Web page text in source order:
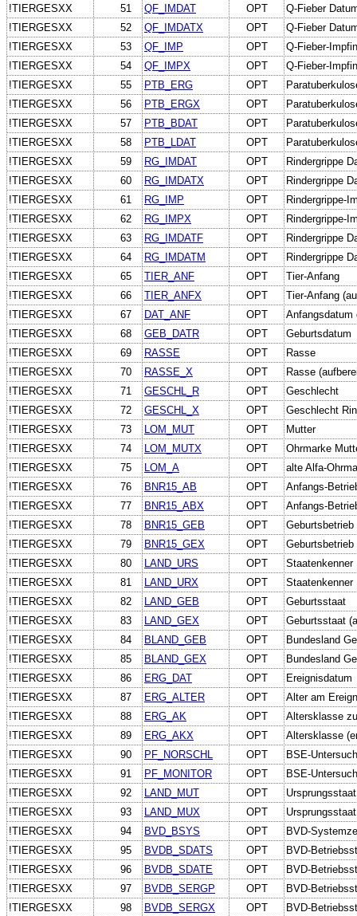
!TIERGESXX
51 QF_IMDAT OPT
Q-Fieber
!TIERGESXX
52 QF_IMDATX OPT
Q-Fieber
!TIERGESXX
53 QF_IMP OPT
Q-Fieber-
!TIERGESXX
54 QF_IMPX OPT
Q-Fieber-
!TIERGESXX
55 PTB_ERG OPT
!TIERGESXX
56 PTB_ERGX OPT
!TIERGESXX
57 PTB_BDAT OPT
!TIERGESXX
58 PTB_LDAT OPT
!TIERGESXX
59 RG_IMDAT OPT
Rindergrippe
!TIERGESXX
60 RG_IMDATX OPT
Rindergrippe
!TIERGESXX
61 RG_IMP OPT
Rindergrippe-
!TIERGESXX
62 RG_IMPX OPT
Rindergrippe-
!TIERGESXX
63 RG_IMDATF OPT
Rindergrippe
!TIERGESXX
64 RG_IMDATM OPT
Rindergrippe
!TIERGESXX
65 TIER_ANF OPT
Tier-Anfang
!TIERGESXX
66 TIER_ANFX OPT
Tier-Anfang
!TIERGESXX
67 DAT_ANF OPT
Anfangsdatum
!TIERGESXX
68 GEB_DATR OPT
Geburtsdatum
!TIERGESXX
69 RASSE OPT
Rasse
!TIERGESXX
70 RASSE_X OPT
Rasse
!TIERGESXX
71 GESCHL_R OPT
Geschlecht
!TIERGESXX
72 GESCHL_X OPT
Geschlecht
!TIERGESXX
73 LOM_MUT OPT
Mutter
!TIERGESXX
74 LOM_MUTX OPT
Ohrmarke
!TIERGESXX
75 LOM_A OPT
alte Alfa-
!TIERGESXX
76 BNR15_AB OPT
Anfangs-
!TIERGESXX
77 BNR15_ABX OPT
Anfangs-
!TIERGESXX
78 BNR15_GEB OPT
Geburtsbetrieb
!TIERGESXX
79 BNR15_GEX OPT
Geburtsbetrieb
!TIERGESXX
80 LAND_URS OPT
Staatenkenner
!TIERGESXX
81 LAND_URX OPT
Staatenkenner
!TIERGESXX
82 LAND_GEB OPT
Geburtsstaat
!TIERGESXX
83 LAND_GEX OPT
Geburtsstaat
!TIERGESXX
84 BLAND_GEB OPT
Bundesland
!TIERGESXX
85 BLAND_GEX OPT
Bundesland
!TIERGESXX
86 ERG_DAT OPT
Ereignisdatum
!TIERGESXX
87 ERG_ALTER OPT
Alter am
!TIERGESXX
88 ERG_AK OPT
Altersklasse
!TIERGESXX
89 ERG_AKX OPT
Altersklasse
!TIERGESXX
90 PF_NORSCHL OPT
BSE-
!TIERGESXX
91 PF_MONITOR OPT
BSE-
!TIERGESXX
92 LAND_MUT OPT
!TIERGESXX
93 LAND_MUX OPT
!TIERGESXX
94 BVD_BSYS OPT
BVD-
!TIERGESXX
95 BVDB_SDATS OPT
BVD-
!TIERGESXX
96 BVDB_SDATE OPT
BVD-
!TIERGESXX
97 BVDB_SERGP OPT
BVD-
!TIERGESXX
98 BVDB_SERGX OPT
BVD-